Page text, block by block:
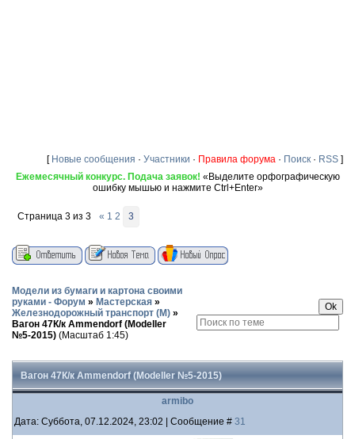
[ Новые сообщения · Участники · Правила форума · Поиск · RSS ]
Ежемесячный конкурс. Подача заявок! «Выделите орфографическую
ошибку мышью и нажмите Ctrl+Enter»
Страница 3 из 3 « 1 2 3
Модели из бумаги и картона своими
руками - Форум » Мастерская »
Железнодорожный транспорт (М) »
Вагон 47К/к Ammendorf (Modeller
№5-2015) (Масштаб 1:45)
Вагон 47К/к Ammendorf (Modeller №5-2015)
armibo
Дата: Суббота, 07.12.2024, 23:02 | Сообщение # 31